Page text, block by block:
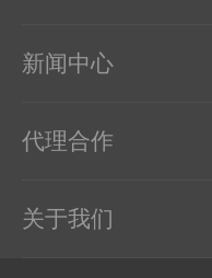
新闻中心
代理合作
关于我们